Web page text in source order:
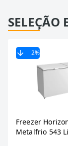
SELEÇÃO
2%
Freezer
Metalfrio 543